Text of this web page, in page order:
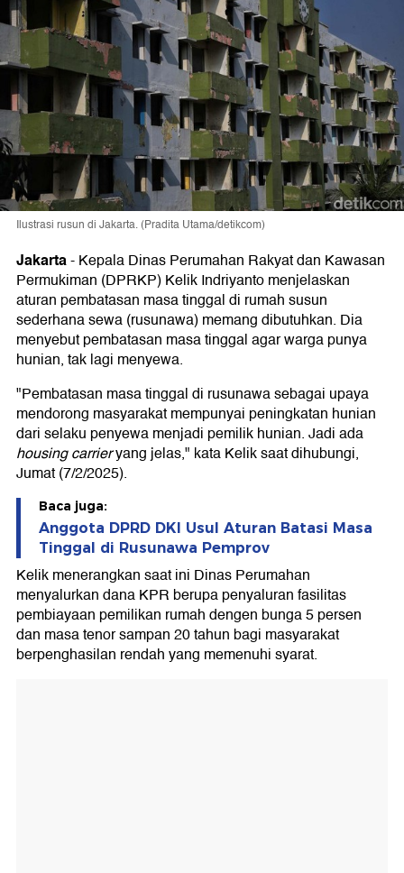
Ilustrasi rusun di Jakarta. (Pradita Utama/detikcom)
Jakarta-Kepala Dinas Perumahan Rakyat dan Kawasan
Permukiman (DPRKP) Kelik Indriyanto menjelaskan
aturan pembatasan masa tinggal di rumah susun
sederhana sewa (rusunawa) memang dibutuhkan. Dia
menyebut pembatasan masa tinggal agar warga punya
hunian, tak lagi menyewa.
"Pembatasan masa tinggal di rusunawa sebagai upaya
mendorong masyarakat mempunyai peningkatan hunian
dari selaku penyewa menjadi pemilik hunian. Jadi ada
housing carrieryang jelas," kata Kelik saat dihubungi,
Jumat (7/2/2025).
Baca juga:
Anggota DPRD DKI Usul Aturan Batasi Masa
Tinggal di Rusunawa Pemprov
Kelik menerangkan saat ini Dinas Perumahan
menyalurkan dana KPR berupa penyaluran fasilitas
pembiayaan pemilikan rumah dengen bunga 5 persen
dan masa tenor sampan 20 tahun bagi masyarakat
berpenghasilan rendah yang memenuhi syarat.